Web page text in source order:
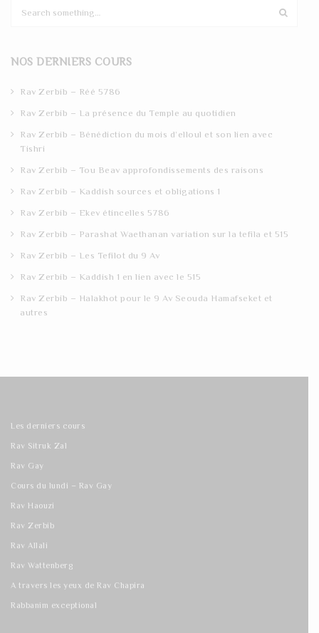
c
NOS DERNIERS COURS
Rav Zerbib – Réé 5786
Rav Zerbib – La présence du Temple au quotidien
Rav Zerbib – Bénédiction du mois d’elloul et son lien avec
Tishri
Rav Zerbib – Tou Beav approfondissements des raisons
Rav Zerbib – Kaddish sources et obligations 1
Rav Zerbib – Ekev étincelles 5786
Rav Zerbib – Parashat Waethanan variation sur la tefila et 515
Rav Zerbib – Les Tefilot du 9 Av
Rav Zerbib – Kaddish 1 en lien avec le 515
Rav Zerbib – Halakhot pour le 9 Av Seouda Hamafseket et
autres
Les derniers cours
Rav Sitruk Zal
Rav Gay
Cours du lundi – Rav Gay
Rav Haouzi
Rav Zerbib
Rav Allali
Rav Wattenberg
A travers les yeux de Rav Chapira
Rabbanim exceptional